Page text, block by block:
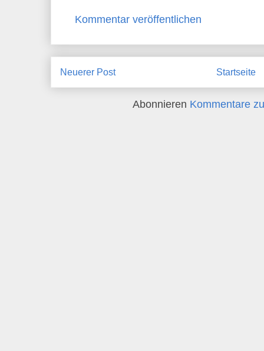
Kommentar veröffentlichen
Neuerer Post Startseite
Abonnieren Kommentare